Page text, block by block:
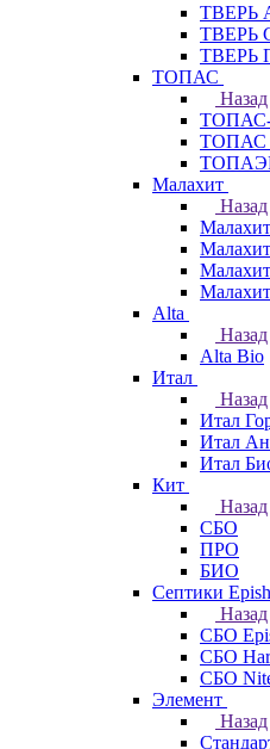
ТВЕРЬ
ТВЕРЬ
ТВЕРЬ
ТОПАС
Назад
ТОПАС
Малахит
Назад
Alta
Назад
Alta Bio
Итал
Назад
Итал
Итал
Итал
Кит
Назад
СБО
ПРО
БИО
Септики
Назад
СБО
СБО
СБО
Элемент
Назад